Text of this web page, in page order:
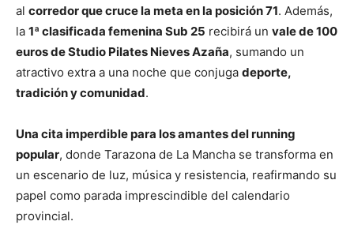
al corredor que cruce la meta en la posición 71. Además,
la 1ª clasificada femenina Sub 25 recibirá un vale de 100
euros de Studio Pilates Nieves Azaña, sumando un
atractivo extra a una noche que conjuga deporte,
tradición y comunidad.
Una cita imperdible para los amantes del running
popular, donde Tarazona de La Mancha se transforma en
un escenario de luz, música y resistencia, reafirmando su
papel como parada imprescindible del calendario
provincial.